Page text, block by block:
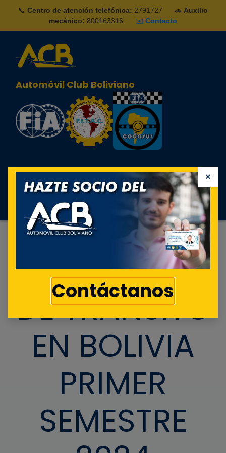
📞 Centro de atención telefónica: 2791727 🚗 Auxilio
mecánico: 800163316 ✉️ Contacto
Automóvil Club Boliviano
Sign in
ACCIDENTES
DE TRÁNSITO
EN BOLIVIA
PRIMER
SEMESTRE
×
Contáctanos